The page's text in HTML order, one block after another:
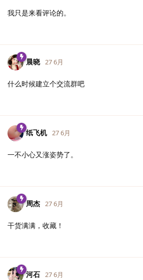
我只是来看评论的。
晨晓 27 6月
什么时候建立个交流群吧
纸飞机 27 6月
一不小心又涨姿势了。
周杰 27 6月
干货满满，收藏！
河石 27 6月